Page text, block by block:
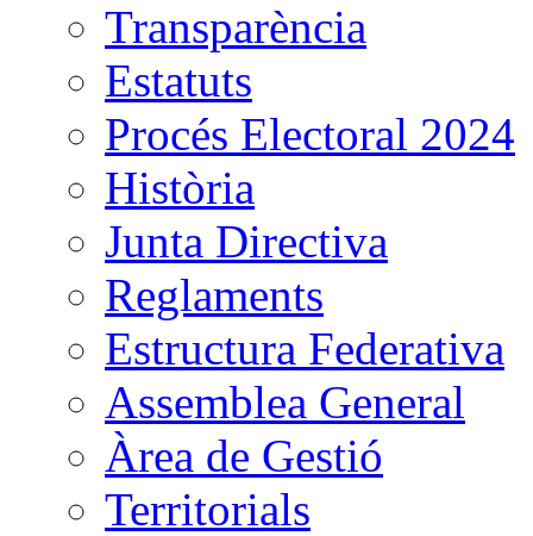
Transparència
Estatuts
Procés Electoral 2024
Història
Junta Directiva
Reglaments
Estructura Federativa
Assemblea General
Àrea de Gestió
Territorials